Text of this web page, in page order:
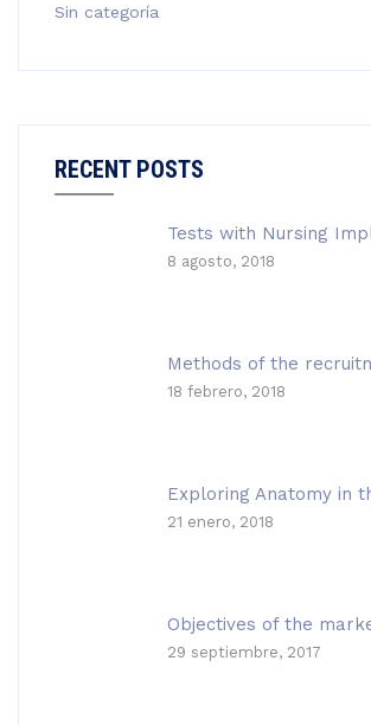
Sin categoría
RECENT POSTS
Tests with Nursing
8 agosto, 2018
Methods of the
18 febrero, 2018
Exploring Anatomy in
21 enero, 2018
Objectives of the
29 septiembre, 2017